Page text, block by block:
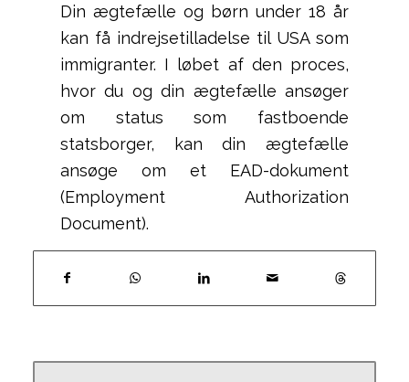
Din ægtefælle og børn under 18 år
kan få indrejsetilladelse til USA som
immigranter. I løbet af den proces,
hvor du og din ægtefælle ansøger
om status som fastboende
statsborger, kan din ægtefælle
ansøge om et EAD-dokument
(Employment Authorization
Document).